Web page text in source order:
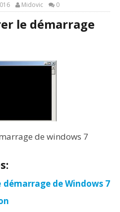
Midovic 0
le démarrage
de windows 7
de Windows 7